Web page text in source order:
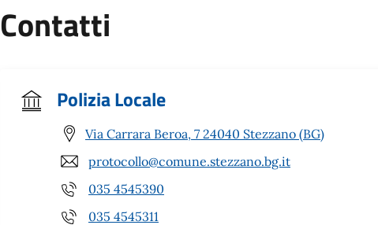
Contatti
Polizia Locale
Via Carrara Beroa, 7 24040 Stezzano (BG)
protocollo@comune.stezzano.bg.it
035 4545390
035 4545311